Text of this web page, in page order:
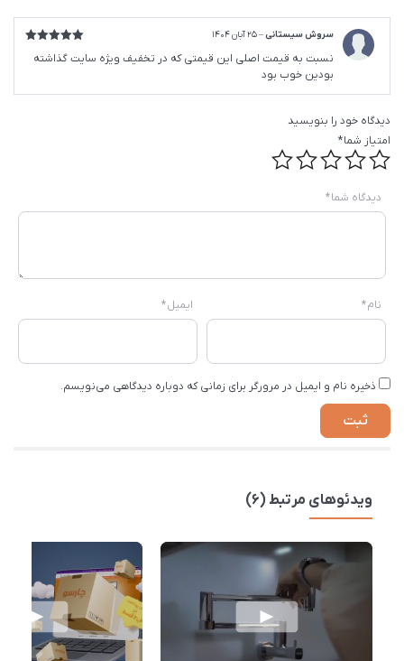
5
سروش سیستانی–25 آبان 1404
نسبت به قیمت اصلی این قیمتی که در تخفیف ویژه سایت گذاشته
بودین خوب بود
دیدگاه خود را بنویسید
امتیاز شما*
دیدگاه شما*
نام* ایمیل*
ذخیره نام و ایمیل در مرورگر برای زمانی که دوباره دیدگاهی می‌نویسم.
ویدئوهای مرتبط (6)